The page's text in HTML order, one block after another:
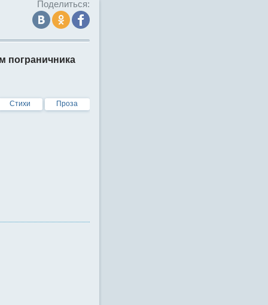
Поделиться:
пограничника
Стихи Проза